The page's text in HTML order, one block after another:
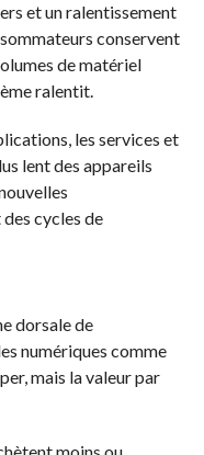
et un ralentissement
conservent
de matériel
ralentit.
les services et
lent des appareils
cycles de
dorsale de
numériques comme
mais la valeur par